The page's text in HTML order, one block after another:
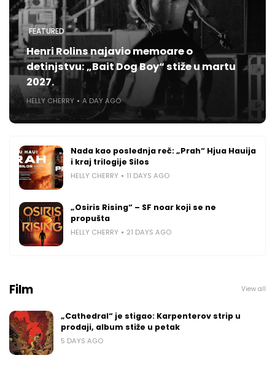
FEATURED
Henri Rolins najavio memoare o
detinjstvu: „Bait Dog Boy“ stiže u martu
2027.
HELLY CHERRY A DAY AGO
Nada kao poslednja reč: „Prah“ Hjua Hauija
i kraj trilogije Silos
HELLY CHERRY 11 DAYS AGO
„Osiris Rising“ – SF noar koji se ne
propušta
HELLY CHERRY 21 DAYS AGO
Film View all
„Cathedral“ je stigao: Karpenterov strip u
prodaji, album stiže u petak
5 DAYS AGO